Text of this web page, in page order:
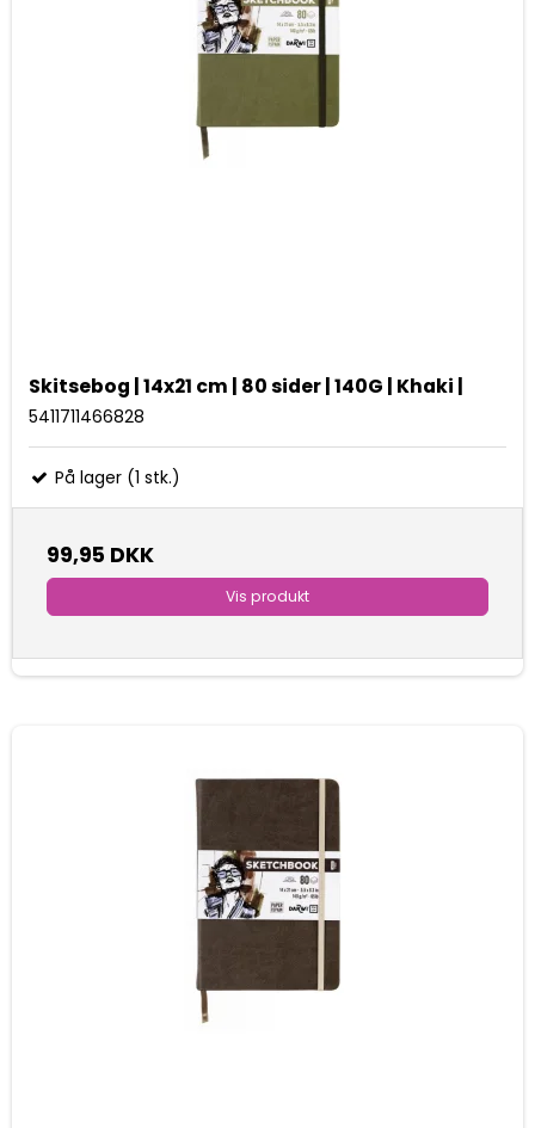
Skitsebog | 14x21 cm | 80 sider | 140G | Khaki |
5411711466828
På lager (1 stk.)
99,95 DKK
Vis produkt